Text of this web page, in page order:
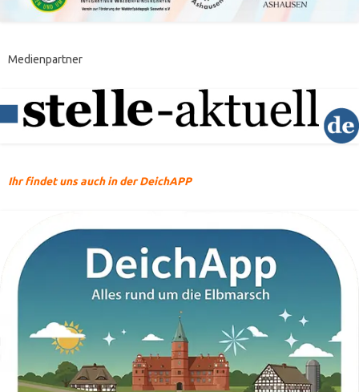
Medienpartner
Ihr findet uns auch in der DeichAPP